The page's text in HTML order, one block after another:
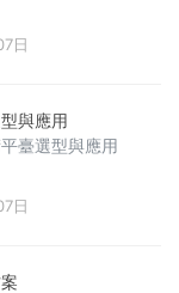
日
與應用
臺選型與應用
日